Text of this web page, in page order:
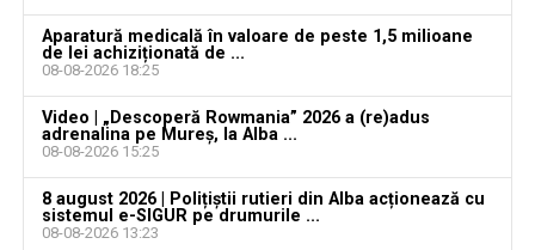
Locuri de muncă în Galda de Jos, disponibile la 4
august 2026. AJOFM Alba a publicat lista posturilor
vacante
Locuri de muncă în Teiuș, disponibile la 4 august
2026. AJOFM Alba a publicat lista posturilor
vacante
Bărbat de 30 de ani din Galda de Jos, reținut după
Aparatură medicală în valoare de peste 1,5 milioane
de lei achiziționată de ...
08-08-2026 18:25
Video | „Descoperă Rowmania” 2026 a (re)adus
adrenalina pe Mureș, la Alba ...
08-08-2026 15:25
8 august 2026 | Polițiștii rutieri din Alba acționează cu
sistemul e-SIGUR pe drumurile ...
08-08-2026 13:23